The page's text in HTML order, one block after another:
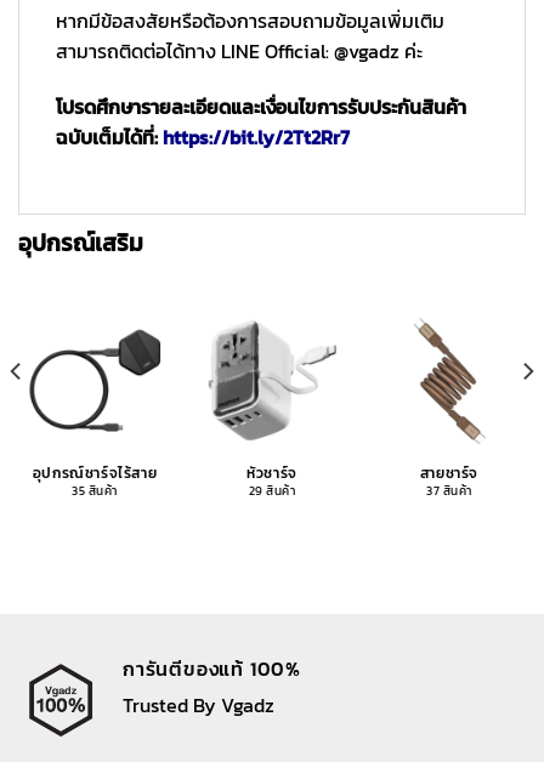
หากมีข้อสงสัยหรือต้องการสอบถามข้อมูลเพิ่มเติม
สามารถติดต่อได้ทาง LINE Official: @vgadz ค่ะ
โปรดศึกษารายละเอียดและเงื่อนไขการรับประกันสินค้า
ฉบับเต็มได้ที่:https://bit.ly/2Tt2Rr7
อุปกรณ์เสริม
อุปกรณ์ชาร์จไร้สาย
35 สินค้า
หัวชาร์จ
29 สินค้า
สายชาร์จ
37 สินค้า
การันตีของแท้ 100%
Trusted By Vgadz